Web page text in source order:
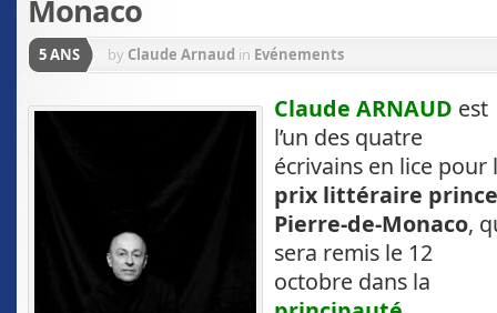
Monaco
5 ANS by Claude Arnaud in Evénements
Claude ARNAUD est
l’un des quatre
écrivains en lice pour
prix littéraire prince
Pierre-de-Monaco,
sera remis le 12
octobre dans la